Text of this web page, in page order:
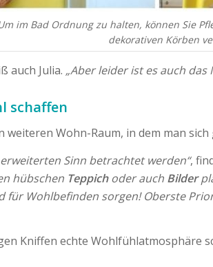
im Bad Ordnung zu halten, können Sie
dekorativen Körben
auch Julia. „Aber leider ist es auch
schaffen
Wohn-Raum, in dem man
Sinn betrachtet werden“,
hübschen Teppichoder auch Bilder
Wohlbefinden sorgen! Oberste
Kniffen echte Wohlfühlatmosphäre